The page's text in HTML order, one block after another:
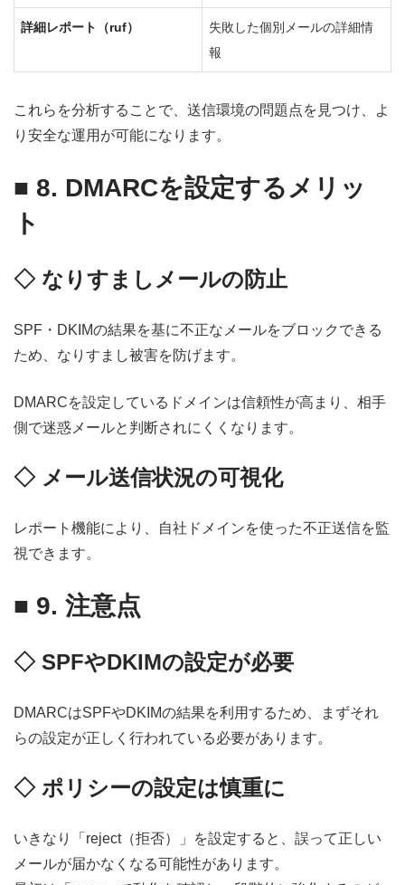
詳細レポート（ruf）
失敗した個別メールの詳細情
報
これらを分析することで、送信環境の問題点を見つけ、よ
り安全な運用が可能になります。
■ 8. DMARCを設定するメリッ
ト
◇ なりすましメールの防止
SPF・DKIMの結果を基に不正なメールをブロックできる
ため、なりすまし被害を防げます。
DMARCを設定しているドメインは信頼性が高まり、相手
側で迷惑メールと判断されにくくなります。
◇ メール送信状況の可視化
レポート機能により、自社ドメインを使った不正送信を監
視できます。
■ 9. 注意点
◇ SPFやDKIMの設定が必要
DMARCはSPFやDKIMの結果を利用するため、まずそれ
らの設定が正しく行われている必要があります。
◇ ポリシーの設定は慎重に
いきなり「reject（拒否）」を設定すると、誤って正しい
メールが届かなくなる可能性があります。